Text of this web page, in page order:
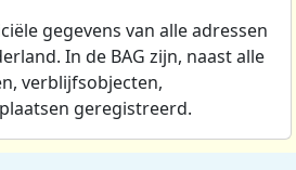
gegevens van alle adressen
In de BAG zijn, naast alle
verblijfsobjecten,
geregistreerd.